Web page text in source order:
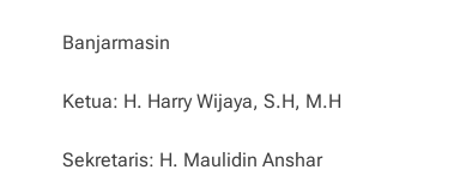
Banjarmasin
Ketua: H. Harry Wijaya, S.H, M.H
Sekretaris: H. Maulidin Anshar